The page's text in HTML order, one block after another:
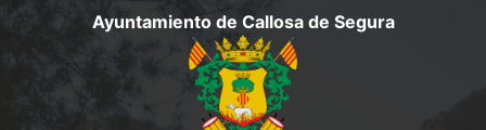
Ayuntamiento de Callosa de Segura